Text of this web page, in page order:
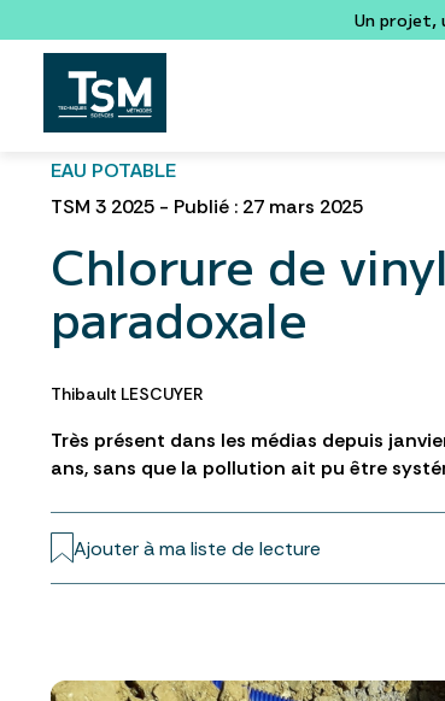
Un projet,
EAU POTABLE
TSM 3 2025 - Publié : 27 mars 2025
Chlorure de
paradoxale
Thibault LESCUYER
Très présent dans les médias depuis
ans, sans que la pollution ait pu être
Ajouter à ma liste de lecture